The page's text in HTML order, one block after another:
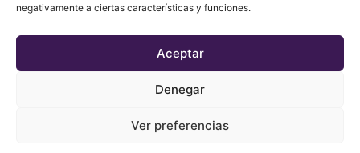
negativamente a ciertas características y funciones.
Aceptar
Denegar
Ver preferencias
www.taylorwimpeyspain.com/canyamel-pins-II